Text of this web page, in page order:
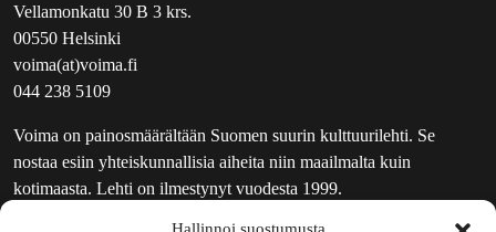
Vellamonkatu 30 B 3 krs.
00550 Helsinki
voima(at)voima.fi
044 238 5109
Voima on painosmäärältään Suomen suurin kulttuurilehti. Se
nostaa esiin yhteiskunnallisia aiheita niin maailmalta kuin
kotimaasta. Lehti on ilmestynyt vuodesta 1999.